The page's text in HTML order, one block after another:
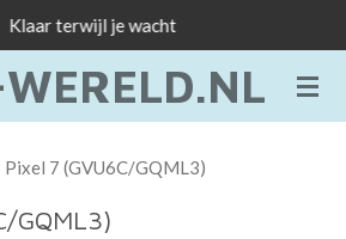
Klaar terwijl je wacht
Pixel 7 (GVU6C/GQML3)
GQML3)